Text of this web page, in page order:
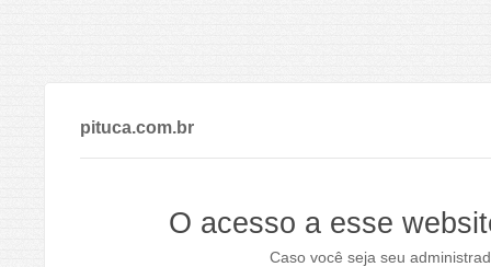
pituca.com.br
O acesso a esse
Caso você seja seu